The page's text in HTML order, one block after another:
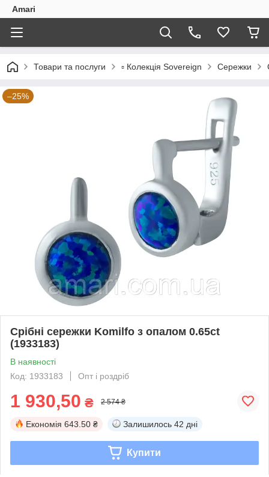
Amari
Товари та послуги ▫️ Колекція Sovereign Сережки
–25%
Срібні сережки Komilfo з опалом 0.65ct
(1933183)
В наявності
Код: 1933183
Опт і роздріб
1 930,50 ₴ 2 574 ₴
Економія 643.50 ₴ Залишилось 42 дні
Купити